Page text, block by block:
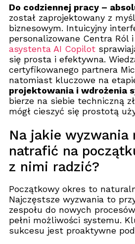
Do codziennej pracy –
został zaprojektowany z
biznesowym. Intuicyjny
personalizowane Centra Ról i
asystenta AI Copilot
się prosta i efektywna.
certyfikowanego partnera
natomiast kluczowe na
projektowania i wdrożenia
bierze na siebie techniczną
mógł cieszyć się prostotą
Na jakie wyzwania
natrafić na
z nimi radzić?
Początkowy okres to
Najczęstsze wyzwania to
zespołu do nowych
pełni możliwości systemu.
sukcesu jest proaktywne